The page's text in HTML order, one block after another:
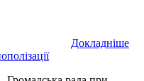
Докладнiше